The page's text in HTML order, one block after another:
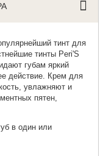
тинт для
тинты Peri'S
губам яркий
действие. Крем для
увлажняют и
пятен,
в один или